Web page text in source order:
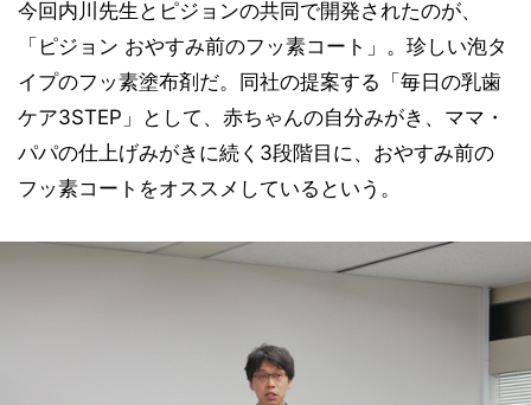
今回内川先生とピジョンの共同で開発されたのが、
「ピジョン おやすみ前のフッ素コート」。珍しい泡タ
イプのフッ素塗布剤だ。同社の提案する「毎日の乳歯
ケア3STEP」として、赤ちゃんの自分みがき、ママ・
パパの仕上げみがきに続く3段階目に、おやすみ前の
フッ素コートをオススメしているという。